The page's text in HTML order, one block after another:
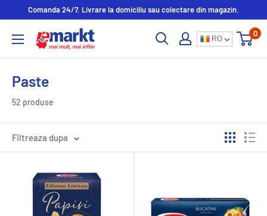
Comanda 24/7. Livrare la domiciliu sau colectare din magazin.
RO
0
Paste
52 produse
Filtreaza dupa